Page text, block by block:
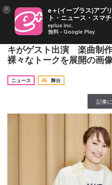
「望海風斗のサウンドイ
キがゲスト出演 楽曲制
裸々なトークを展開の画
ニュース
舞台
記事
× e＋(イープラス)アプ
ト・ニュース・スマ
eplus inc.
無料 - Google Play